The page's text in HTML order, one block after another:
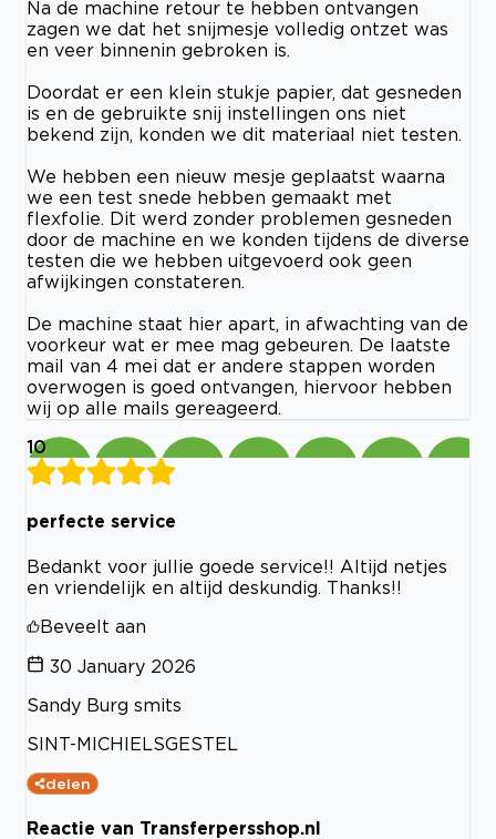
Na de machine retour te hebben ontvangen
zagen we dat het snijmesje volledig ontzet was
en veer binnenin gebroken is.
Doordat er een klein stukje papier, dat gesneden
is en de gebruikte snij instellingen ons niet
bekend zijn, konden we dit materiaal niet testen.
We hebben een nieuw mesje geplaatst waarna
we een test snede hebben gemaakt met
flexfolie. Dit werd zonder problemen gesneden
door de machine en we konden tijdens de diverse
testen die we hebben uitgevoerd ook geen
afwijkingen constateren.
De machine staat hier apart, in afwachting van de
voorkeur wat er mee mag gebeuren. De laatste
mail van 4 mei dat er andere stappen worden
overwogen is goed ontvangen, hiervoor hebben
wij op alle mails gereageerd.
10
perfecte service
Bedankt voor jullie goede service!! Altijd netjes
en vriendelijk en altijd deskundig. Thanks!!
Beveelt aan
30 January 2026
Sandy Burg smits
SINT-MICHIELSGESTEL
delen
Reactie van Transferpersshop.nl